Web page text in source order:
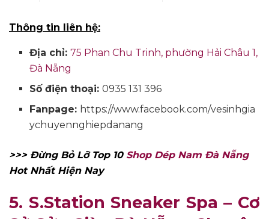
Thông tin liên hệ:
Địa chỉ:75 Phan Chu Trinh, phường Hải Châu 1,
Đà Nẵng
Số điện thoại:0935 131 396
Fanpage: https://www.facebook.com/vesinhgia
ychuyennghiepdanang
>>> Đừng Bỏ Lỡ Top 10 Shop Dép Nam Đà Nẵng
Hot Nhất Hiện Nay
5. S.Station Sneaker Spa – Cơ